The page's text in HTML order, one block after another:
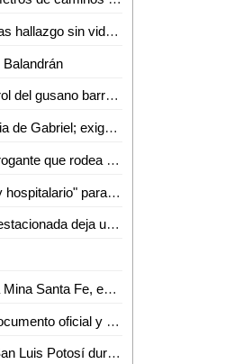
¡Luto y protesta! Exigen justicia tras hallazgo sin vida de joven enfermero vallense
Capacitarán a ganaderos en control del gusano barrenador
Gobierno de SLP respalda a familia de Gabriel; exigen resultados a la Fiscalía de Valles
¿Robo o crimen de odio? La interrogante que rodea la muerte de Gabriel García Balleza
Ciudad Valles, un destino "limpio y hospitalario" para el turismo nacional: Ana Pelayo
Choque frontal contra camioneta estacionada deja un lesionado en la colonia Obrera
Localizan a tercer trabajador de la Mina Santa Fe, en Sinaloa
Cabildo de SLP se equivoca en documento oficial y genera confusión en cambio de nombre de avenida
Disminuyó el narcomenudeo en San Luis Potosí durante febrero